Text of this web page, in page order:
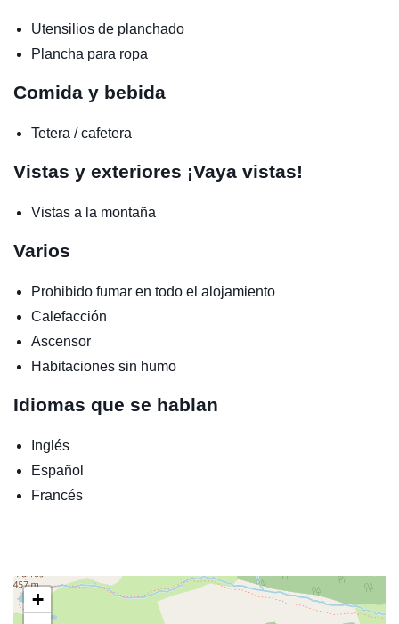
Utensilios de planchado
Plancha para ropa
Comida y bebida
Tetera / cafetera
Vistas y exteriores ¡Vaya vistas!
Vistas a la montaña
Varios
Prohibido fumar en todo el alojamiento
Calefacción
Ascensor
Habitaciones sin humo
Idiomas que se hablan
Inglés
Español
Francés
+